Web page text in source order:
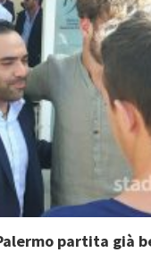
partita già